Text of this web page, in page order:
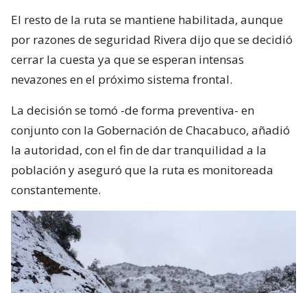
El resto de la ruta se mantiene habilitada, aunque
por razones de seguridad Rivera dijo que se decidió
cerrar la cuesta ya que se esperan intensas
nevazones en el próximo sistema frontal.
La decisión se tomó -de forma preventiva- en
conjunto con la Gobernación de Chacabuco, añadió
la autoridad, con el fin de dar tranquilidad a la
población y aseguró que la ruta es monitoreada
constantemente.